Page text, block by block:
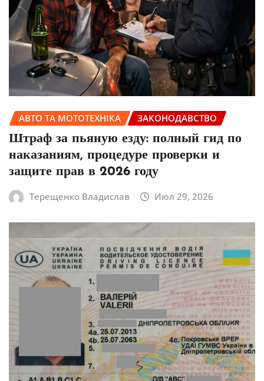
АВТО ТА МОТОТЕХНІКА ЗАКОНОДАВСТВО
Штраф за пьяную езду: полный гид по
наказаниям, процедуре проверки и
защите прав в 2026 году
Терещенко Владислав Июл 29, 2026